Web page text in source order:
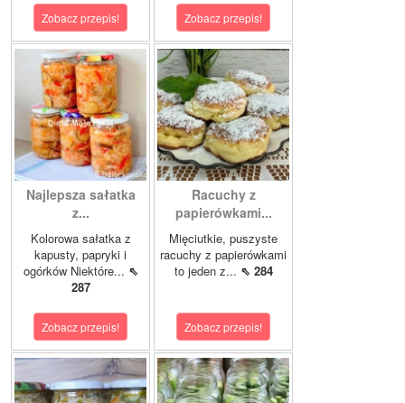
Zobacz przepis! Zobacz przepis!
Najlepsza sałatka
z...
Kolorowa sałatka z
kapusty, papryki i
ogórków Niektóre... ⇖
287
Zobacz przepis!
Racuchy z
papierówkami...
Mięciutkie, puszyste
racuchy z papierówkami
to jeden z... ⇖ 284
Zobacz przepis!